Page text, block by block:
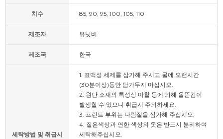
치수 85, 90, 95, 100, 105, 110
제조자 유닛비
제조국 한국
세탁방법 및 취급시
1. 표백성 세제를 삼가해 주시고 물에 오랜시간
(30분이상)동안 담가두지 마십시오.
2. 원단 소재의 특성상 마찰 등에 의해 올뜯김이
발생할 수 있으니 취급시 주의하세요.
3. 프린트 부위는 다림질을 삼가해 주십시오.
4. 짙은색상과 연한 색상의 옷은 반드시 분리하여
세탁해주십시오.